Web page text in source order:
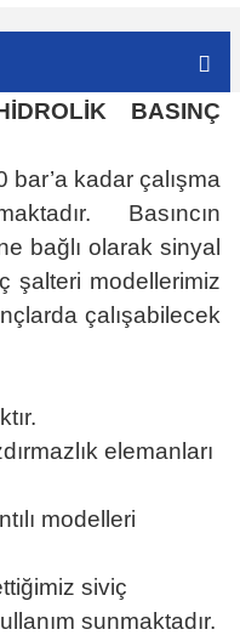
BASINÇ
bar’a kadar çalışma
Basıncın
bağlı olarak sinyal
şalteri modellerimiz
çalışabilecek
elemanları
modelleri
siviç
sunmaktadır.